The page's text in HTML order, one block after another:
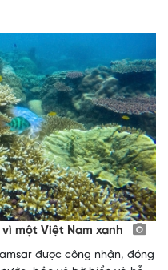
một Việt Nam xanh
được công nhận, đóng